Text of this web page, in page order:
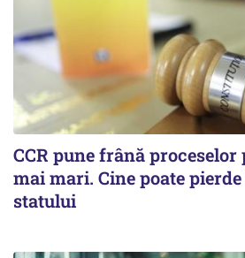
CCR pune frână
mai mari. Cine poate
statului